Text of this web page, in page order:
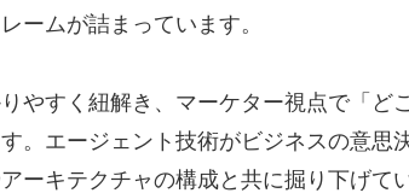
ームが詰まっています。
やすく紐解き、マーケター視点で「ど
。エージェント技術がビジネスの意思
ーキテクチャの構成と共に掘り下げて